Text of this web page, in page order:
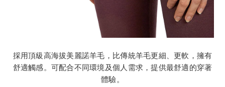
採用頂級高海拔美麗諾羊毛，比傳統羊毛更細、更軟，擁有
舒適觸感。可配合不同環境及個人需求，提供最舒適的穿著
體驗。